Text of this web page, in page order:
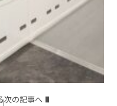
次の記事へ